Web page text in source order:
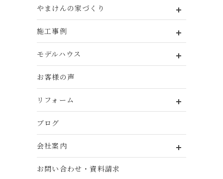
やまけんの家づくり
施工事例
モデルハウス
お客様の声
リフォーム
ブログ
会社案内
お問い合わせ・資料請求